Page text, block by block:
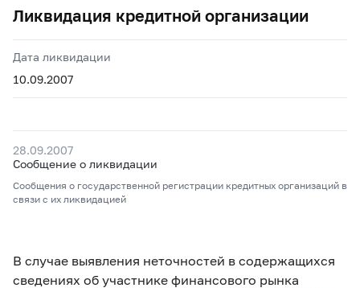
Ликвидация кредитной организации
Дата ликвидации
10.09.2007
28.09.2007
Сообщение о ликвидации
Сообщения о государственной регистрации кредитных организаций в
связи с их ликвидацией
В случае выявления неточностей в содержащихся
сведениях об участнике финансового рынка